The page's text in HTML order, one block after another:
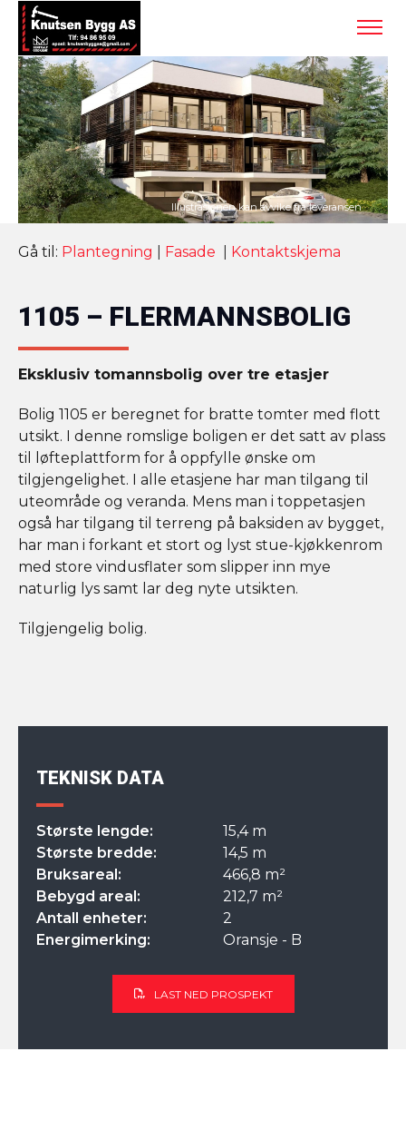
Gå til: Plantegning Fasade Kontaktskjema
1105 – FLERMANNSBOLIG
Eksklusiv tomannsbolig over tre etasjer
Bolig 1105 er beregnet for bratte tomter med flott
utsikt. I denne romslige boligen er det satt av plass
til løfteplattform for å oppfylle ønske om
tilgjengelighet. I alle etasjene har man tilgang til
uteområde og veranda. Mens man i toppetasjen
også har tilgang til terreng på baksiden av bygget,
har man i forkant et stort og lyst stue-kjøkkenrom
med store vindusflater som slipper inn mye
naturlig lys samt lar deg nyte utsikten.
Tilgjengelig bolig.
TEKNISK DATA
Største lengde:
15,4 m
Største bredde:
14,5 m
Bruksareal:
466,8 m²
Bebygd areal:
212,7 m²
Antall enheter:
2
Energimerking:
Oransje - B
LAST NED PROSPEKT